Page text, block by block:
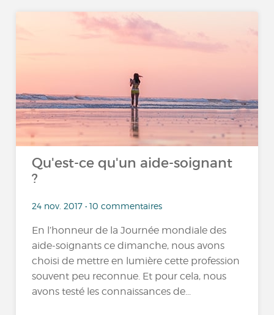
Qu'est-ce qu'un aide-soignant
?
24 nov. 2017 • 10 commentaires
En l’honneur de la Journée mondiale des
aide-soignants ce dimanche, nous avons
choisi de mettre en lumière cette profession
souvent peu reconnue. Et pour cela, nous
avons testé les connaissances de...